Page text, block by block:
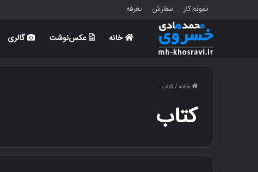
نمونه کار سفارش تعرفه
خانه عکس‌نوشت گالری
خانه/کتاب
کتاب